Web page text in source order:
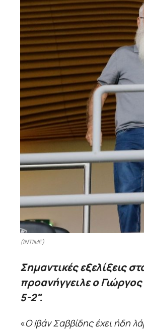
(INTIME)
Σημαντικές εξελίξεις
προανήγγειλε ο
5-2".
«Ο Ιβάν Σαββίδης έχει ήδη